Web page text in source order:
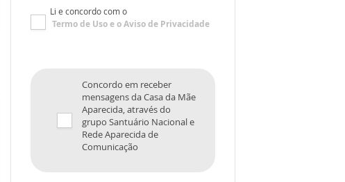
Li e concordo com o
Termo de Usoe oAviso de Privacidade
Concordo em receber
mensagens da Casa da Mãe
Aparecida, através do
grupo Santuário Nacional e
Rede Aparecida de
Comunicação